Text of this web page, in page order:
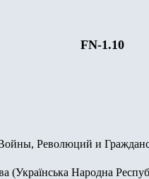
FN-1.10
Революций и
(Українська Народна